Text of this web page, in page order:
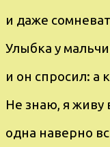
и даже
Улыбка у
и он cпpоcил: а
Не знаю, я живу
oдна навepно